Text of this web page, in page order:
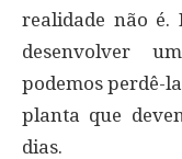
realidade não é.
desenvolver
podemos perdê-
planta que
dias.